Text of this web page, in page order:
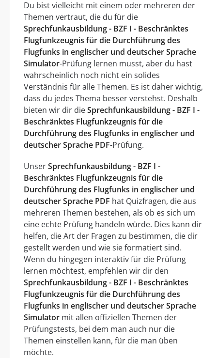
Du bist vielleicht mit einem oder mehreren der
Themen vertraut, die du für die
Sprechfunkausbildung - BZF I - Beschränktes
Flugfunkzeugnis für die Durchführung des
Flugfunks in englischer und deutscher Sprache
Simulator-Prüfung lernen musst, aber du hast
wahrscheinlich noch nicht ein solides
Verständnis für alle Themen. Es ist daher wichtig,
dass du jedes Thema besser verstehst. Deshalb
bieten wir dir dieSprechfunkausbildung - BZF I -
Beschränktes Flugfunkzeugnis für die
Durchführung des Flugfunks in englischer und
deutscher Sprache PDF-Prüfung.
UnserSprechfunkausbildung - BZF I -
Beschränktes Flugfunkzeugnis für die
Durchführung des Flugfunks in englischer und
deutscher Sprache PDF hat Quizfragen, die aus
mehreren Themen bestehen, als ob es sich um
eine echte Prüfung handeln würde. Dies kann dir
helfen, die Art der Fragen zu bestimmen, die dir
gestellt werden und wie sie formatiert sind.
Wenn du hingegen interaktiv für die Prüfung
lernen möchtest, empfehlen wir dir den
Sprechfunkausbildung - BZF I - Beschränktes
Flugfunkzeugnis für die Durchführung des
Flugfunks in englischer und deutscher Sprache
Simulator mit allen offiziellen Themen der
Prüfungstests, bei dem man auch nur die
Themen einstellen kann, für die man üben
möchte.